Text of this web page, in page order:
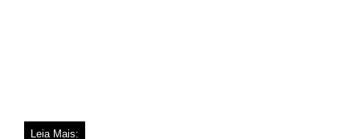
Leia Mais: